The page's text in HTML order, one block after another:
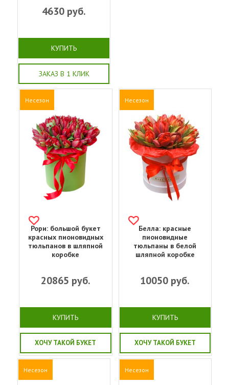
4630 руб.
КУПИТЬ
ЗАКАЗ В 1 КЛИК
Несезон
Рори: большой букет
красных пионовидных
тюльпанов в шляпной
коробке
20865 руб.
КУПИТЬ
ХОЧУ ТАКОЙ БУКЕТ
Несезон
Белла: красные
пионовидные
тюльпаны в белой
шляпной коробке
10050 руб.
КУПИТЬ
ХОЧУ ТАКОЙ БУКЕТ
Несезон Несезон